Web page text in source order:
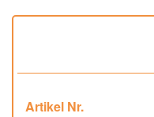
Artikel Nr.